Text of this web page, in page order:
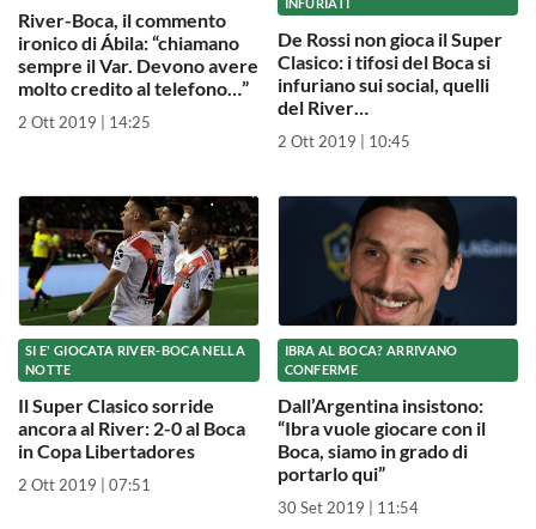
River-Boca, il commento
ironico di Ábila: “chiamano
sempre il Var. Devono avere
molto credito al telefono…”
2 Ott 2019 | 14:25
De Rossi non gioca il Super
Clasico: i tifosi del Boca si
infuriano sui social, quelli
del River…
2 Ott 2019 | 10:45
SI E' GIOCATA RIVER-BOCA NELLA
NOTTE
Il Super Clasico sorride
ancora al River: 2-0 al Boca
in Copa Libertadores
2 Ott 2019 | 07:51
IBRA AL BOCA? ARRIVANO
CONFERME
Dall’Argentina insistono:
“Ibra vuole giocare con il
Boca, siamo in grado di
portarlo qui”
30 Set 2019 | 11:54